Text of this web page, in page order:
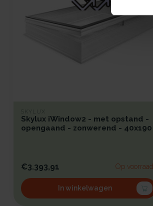
SKYLUX
Skylux iWindow2 - met opstand -
opengaand - zonwerend - 40x190
€3.393,91 Op voorraad
In winkelwagen